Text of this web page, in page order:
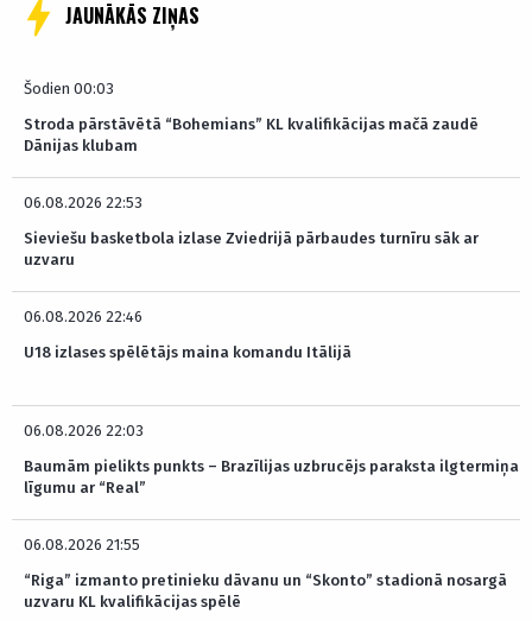
JAUNĀKĀS ZIŅAS
Šodien 00:03
Stroda pārstāvētā “Bohemians” KL kvalifikācijas mačā zaudē
Dānijas klubam
06.08.2026 22:53
Sieviešu basketbola izlase Zviedrijā pārbaudes turnīru sāk ar
uzvaru
06.08.2026 22:46
U18 izlases spēlētājs maina komandu Itālijā
06.08.2026 22:03
Baumām pielikts punkts – Brazīlijas uzbrucējs paraksta ilgtermiņa
līgumu ar “Real”
06.08.2026 21:55
“Riga” izmanto pretinieku dāvanu un “Skonto” stadionā nosargā
uzvaru KL kvalifikācijas spēlē